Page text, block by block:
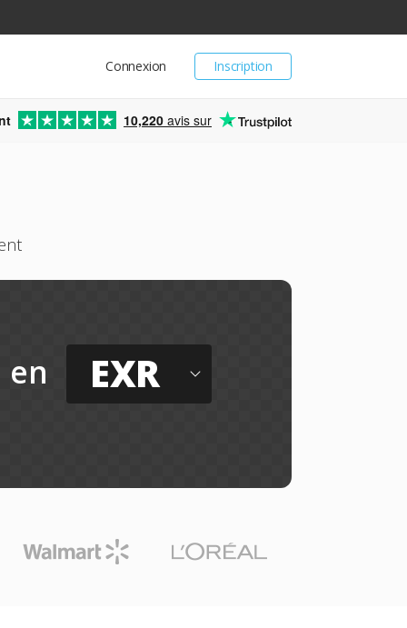
Inscription
Connexion
10,220 avis sur
en EXR